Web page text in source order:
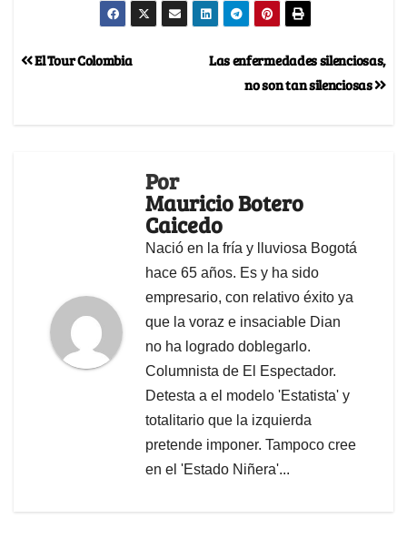
Las enfermedades silenciosas,
no son tan silenciosas
El Tour Colombia
Por
Mauricio Botero
Caicedo
Nació en la fría y lluviosa Bogotá
hace 65 años. Es y ha sido
empresario, con relativo éxito ya
que la voraz e insaciable Dian
no ha logrado doblegarlo.
Columnista de El Espectador.
Detesta a el modelo 'Estatista' y
totalitario que la izquierda
pretende imponer. Tampoco cree
en el 'Estado Niñera'...